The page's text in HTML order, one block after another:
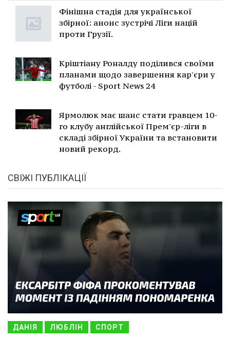
Фінішна стадія для української
збірної: анонс зустрічі Ліги націй
проти Грузії.
Кріштіану Роналду поділився своїми
планами щодо завершення кар'єри у
футболі - Sport News 24
Ярмолюк має шанс стати гравцем 10-
го клубу англійської Прем'єр-ліги в
складі збірної України та встановити
новий рекорд.
СВІЖІ ПУБЛІКАЦІЇ
ДАНІЯ ЛЮБЛІН СПОРТ